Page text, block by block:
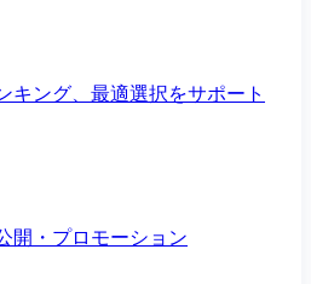
キング、最適選択をサポート
開・プロモーション